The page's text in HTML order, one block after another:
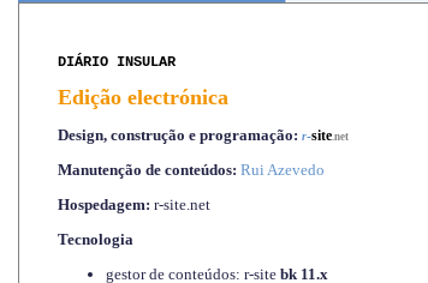
DIÁRIO INSULAR
Edição electrónica
Design, construção e programação: r-site.net
Manutenção de conteúdos: Rui Azevedo
Hospedagem: r-site.net
Tecnologia
gestor de conteúdos: r-site bk 11.x